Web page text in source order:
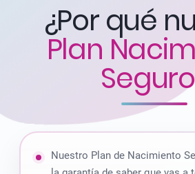
¿Por qué
Plan
Nuestro Plan de Nacimiento